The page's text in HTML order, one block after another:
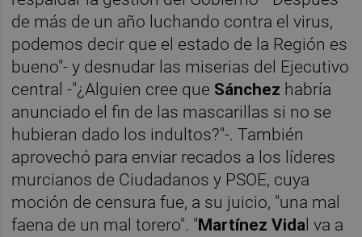
de más de un año luchando contra el virus,
podemos decir que el estado de la Región es
bueno"- y desnudar las miserias del Ejecutivo
central -"¿Alguien cree que Sánchez habría
anunciado el fin de las mascarillas si no se
hubieran dado los indultos?"-. También
aprovechó para enviar recados a los líderes
murcianos de Ciudadanos y PSOE, cuya
moción de censura fue, a su juicio, "una mal
faena de un mal torero". "Martínez Vida l va a